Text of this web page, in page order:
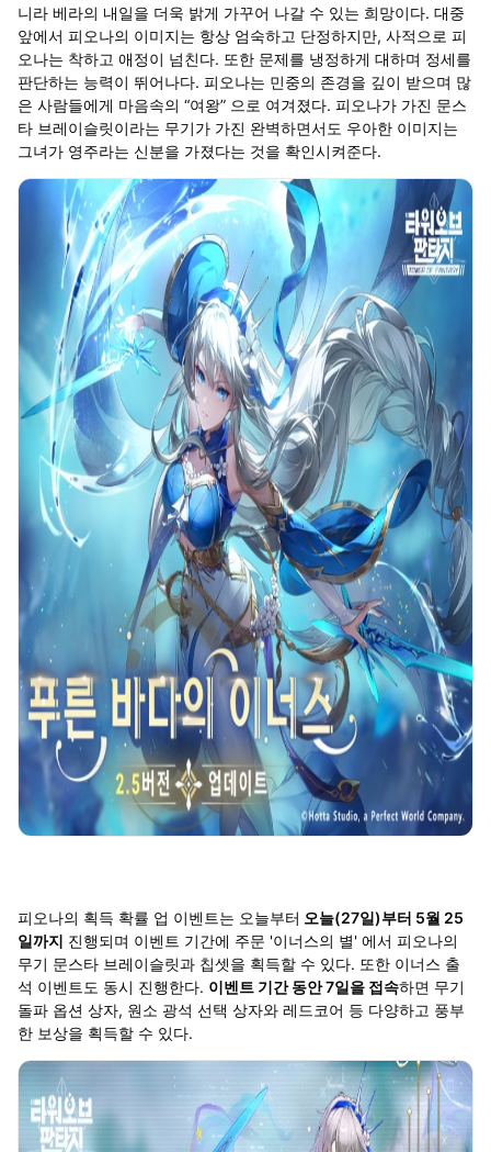
니라 베라의 내일을 더욱 밝게 가꾸어 나갈 수 있는 희망이다. 대중
앞에서 피오나의 이미지는 항상 엄숙하고 단정하지만, 사적으로 피
오나는 착하고 애정이 넘친다. 또한 문제를 냉정하게 대하며 정세를
판단하는 능력이 뛰어나다. 피오나는 민중의 존경을 깊이 받으며 많
은 사람들에게 마음속의 “여왕” 으로 여겨졌다. 피오나가 가진 문스
타 브레이슬릿이라는 무기가 가진 완벽하면서도 우아한 이미지는
그녀가 영주라는 신분을 가졌다는 것을 확인시켜준다.
피오나의 획득 확률 업 이벤트는 오늘부터 오늘(27일)부터 5월 25
일까지 진행되며 이벤트 기간에 주문 '이너스의 별' 에서 피오나의
무기 문스타 브레이슬릿과 칩셋을 획득할 수 있다. 또한 이너스 출
석 이벤트도 동시 진행한다. 이벤트 기간 동안 7일을 접속하면 무기
돌파 옵션 상자, 원소 광석 선택 상자와 레드코어 등 다양하고 풍부
한 보상을 획득할 수 있다.